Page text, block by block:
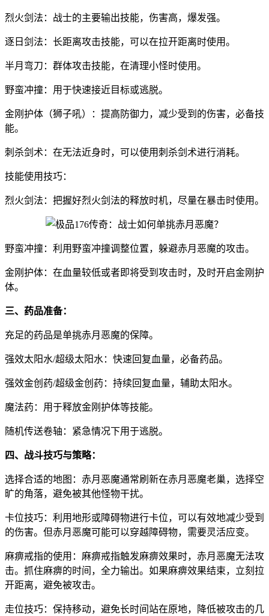
烈火剑法：战士的主要输出技能，伤害高，爆发强。
逐日剑法：长距离攻击技能，可以在拉开距离时使用。
半月弯刀：群体攻击技能，在清理小怪时使用。
野蛮冲撞：用于快速接近目标或逃脱。
金刚护体（狮子吼）：提高防御力，减少受到的伤害，必备技
能。
刺杀剑术：在无法近身时，可以使用刺杀剑术进行消耗。
技能使用技巧：
烈火剑法：把握好烈火剑法的释放时机，尽量在暴击时使用。
野蛮冲撞：利用野蛮冲撞调整位置，躲避赤月恶魔的攻击。
金刚护体：在血量较低或者即将受到攻击时，及时开启金刚护
体。
三、药品准备：
充足的药品是单挑赤月恶魔的保障。
强效太阳水/超级太阳水：快速回复血量，必备药品。
强效金创药/超级金创药：持续回复血量，辅助太阳水。
魔法药：用于释放金刚护体等技能。
随机传送卷轴：紧急情况下用于逃脱。
四、战斗技巧与策略：
选择合适的地图：赤月恶魔通常刷新在赤月恶魔老巢，选择空
旷的角落，避免被其他怪物干扰。
卡位技巧：利用地形或障碍物进行卡位，可以有效地减少受到
的伤害。但赤月恶魔可能可以穿越障碍物，需要灵活应变。
麻痹戒指的使用：麻痹戒指触发麻痹效果时，赤月恶魔无法攻
击。抓住麻痹的时间，全力输出。如果麻痹效果结束，立刻拉
开距离，避免被攻击。
走位技巧：保持移动，避免长时间站在原地，降低被攻击的几